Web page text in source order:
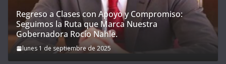
Regreso a Clases con Apoyo y Compromiso:
Seguimos la Ruta que Marca Nuestra
Gobernadora Rocío Nahle.
lunes 1 de septiembre de 2025